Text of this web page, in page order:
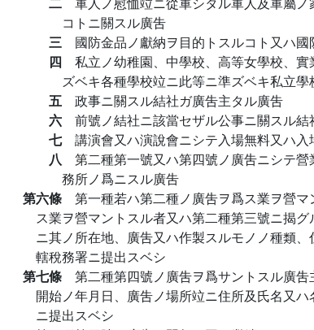
コトニ關スル廣吿
三 國防金品ノ獻納ヲ目的トスルコト又ハ
四 私立ノ幼稚園、中學校、高等女學校、
ズベキ各種學校竝ニ此等ニ準ズベキ私立
五 政事ニ關スル結社ガ廣吿主タル廣吿
六 前號ノ結社ニ該當セザル公事ニ關スル
七 講演會又ハ演說會ニシテ入場無料又ハ
八 第二種第一號又ハ第四號ノ廣吿ニシテ
務所ノ爲ニスル廣吿
第六條 第一種若ハ第二種ノ廣吿ヲ爲ス業ヲ營
ス業ヲ營マントスル者又ハ第二種第三號ニ揭
ニ其ノ所在地、廣吿又ハ作製スルモノノ種類
轄稅務署ニ提出スベシ
第七條 第二種第四號ノ廣吿ヲ爲サントスル廣
開始ノ年月日、廣吿ノ場所竝ニ住所及氏名又
ニ提出スベシ